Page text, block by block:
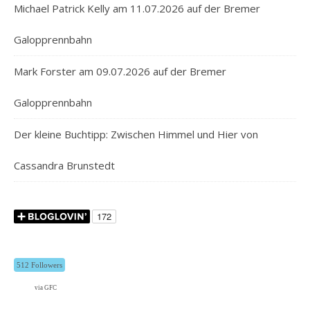
Michael Patrick Kelly am 11.07.2026 auf der Bremer
Galopprennbahn
Mark Forster am 09.07.2026 auf der Bremer
Galopprennbahn
Der kleine Buchtipp: Zwischen Himmel und Hier von
Cassandra Brunstedt
512 Followers
via GFC